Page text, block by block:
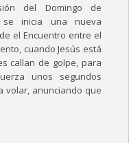
del Domingo de
se inicia una nueva
el Encuentro entre el
cuando Jesús está
callan de golpe, para
unos segundos
volar, anunciando que